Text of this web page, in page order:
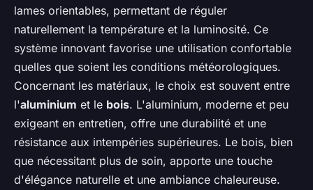
lames orientables, permettant de réguler
naturellement la température et la luminosité. Ce
système innovant favorise une utilisation confortable
quelles que soient les conditions météorologiques.
Concernant les matériaux, le choix est souvent entre
l'aluminium et le bois. L'aluminium, moderne et peu
exigeant en entretien, offre une durabilité et une
résistance aux intempéries supérieures. Le bois, bien
que nécessitant plus de soin, apporte une touche
d'élégance naturelle et une ambiance chaleureuse.